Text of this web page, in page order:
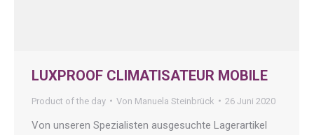
LUXPROOF CLIMATISATEUR MOBILE
Product of the day Von Manuela Steinbrück 26 Juni 2020
Von unseren Spezialisten ausgesuchte Lagerartikel